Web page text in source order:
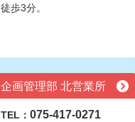
徒歩3分。
企画管理部 北営業所
TEL： 075-417-0271